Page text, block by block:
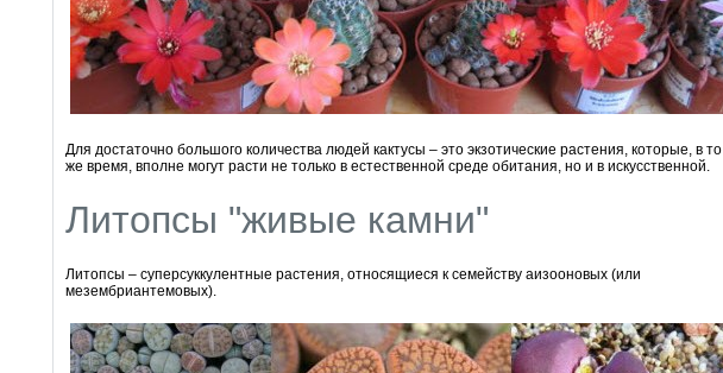
Для достаточно большого количества людей кактусы – это экзотические растения, которые, в то
же время, вполне могут расти не только в естественной среде обитания, но и в искусственной.
Литопсы "живые камни"
Литопсы – суперсуккулентные растения, относящиеся к семейству аизооновых (или
мезембриантемовых).